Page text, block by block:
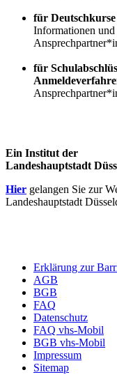
für Deutschkurse
Informationen
für
Ein Institut der
Landeshauptstadt
Hier gelangen Sie zur
Landeshauptstadt
Erklärung zur
AGB
BGB
FAQ
Datenschutz
FAQ vhs-Mobil
BGB vhs-Mobil
Impressum
Sitemap